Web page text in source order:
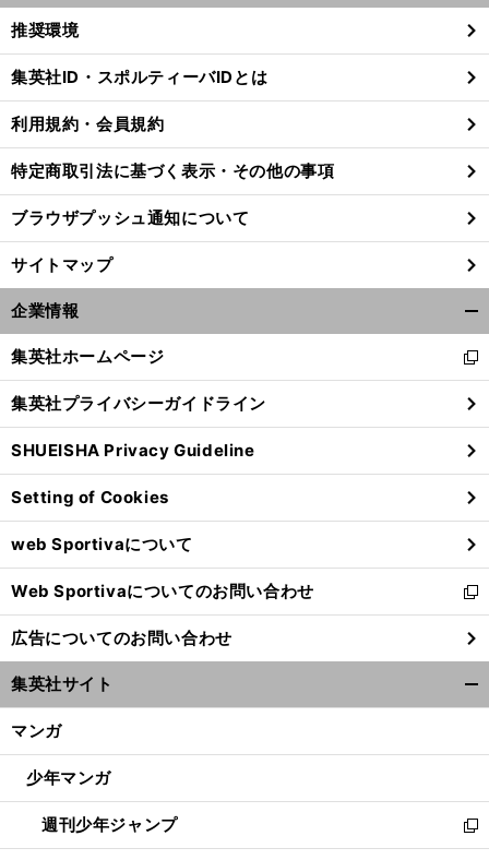
前
閉
る
推奨環境
集英社ID・スポルティーバIDとは
利用規約・会員規約
特定商取引法に基づく表示・その他の事項
ブラウザプッシュ通知について
サイトマップ
企業情報
閉
る
集英社ホームページ
新
し
い
ウ
ィ
ン
ド
ウ
で
開
く
集英社プライバシーガイドライン
SHUEISHA Privacy Guideline
Setting of Cookies
web Sportivaについて
Web Sportivaについてのお問い合わせ
新
し
い
ウ
ィ
ン
ウ
開
く
広告についてのお問い合わせ
集英社サイト
マンガ
少年マンガ
週刊少年ジャンプ
新
し